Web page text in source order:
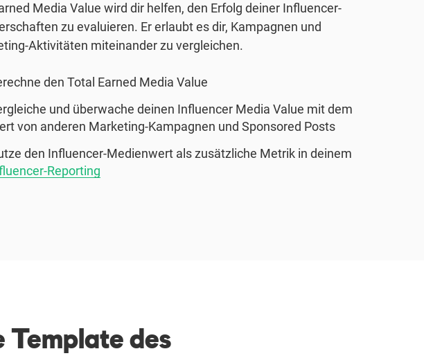
Media Value wird dir helfen, den Erfolg deiner Influencer-
zu evaluieren. Er erlaubt es dir, Kampagnen und
Aktivitäten miteinander zu vergleichen.
den Total Earned Media Value
und überwache deinen Influencer Media Value mit dem
von anderen Marketing-Kampagnen und Sponsored Posts
den Influencer-Medienwert als zusätzliche Metrik in deinem
Reporting
Template des